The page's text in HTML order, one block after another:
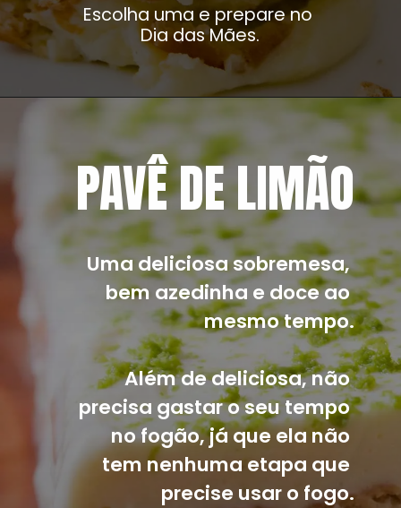
Escolha uma e prepare no
Dia das Mães.
PAVÊ DE LIMÃO
Uma deliciosa sobremesa,
bem azedinha e doce ao
mesmo tempo.
Além de deliciosa, não
precisa gastar o seu tempo
no fogão, já que ela não
tem nenhuma etapa que
precise usar o fogo.